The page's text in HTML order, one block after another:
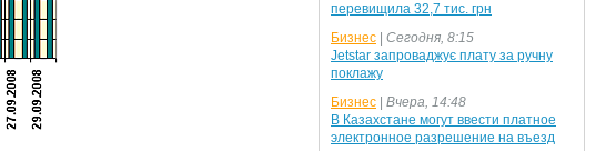
перевищила 32,7 тис. грн
Бизнес
Сегодня, 8:15
Jetstar запроваджує плату за ручну
поклажу
Бизнес
Вчера, 14:48
В Казахстане могут ввести платное
электронное разрешение на въезд